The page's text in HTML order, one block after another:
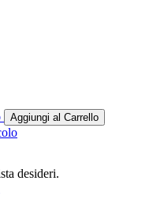
Aggiungi al Carrello
desideri.